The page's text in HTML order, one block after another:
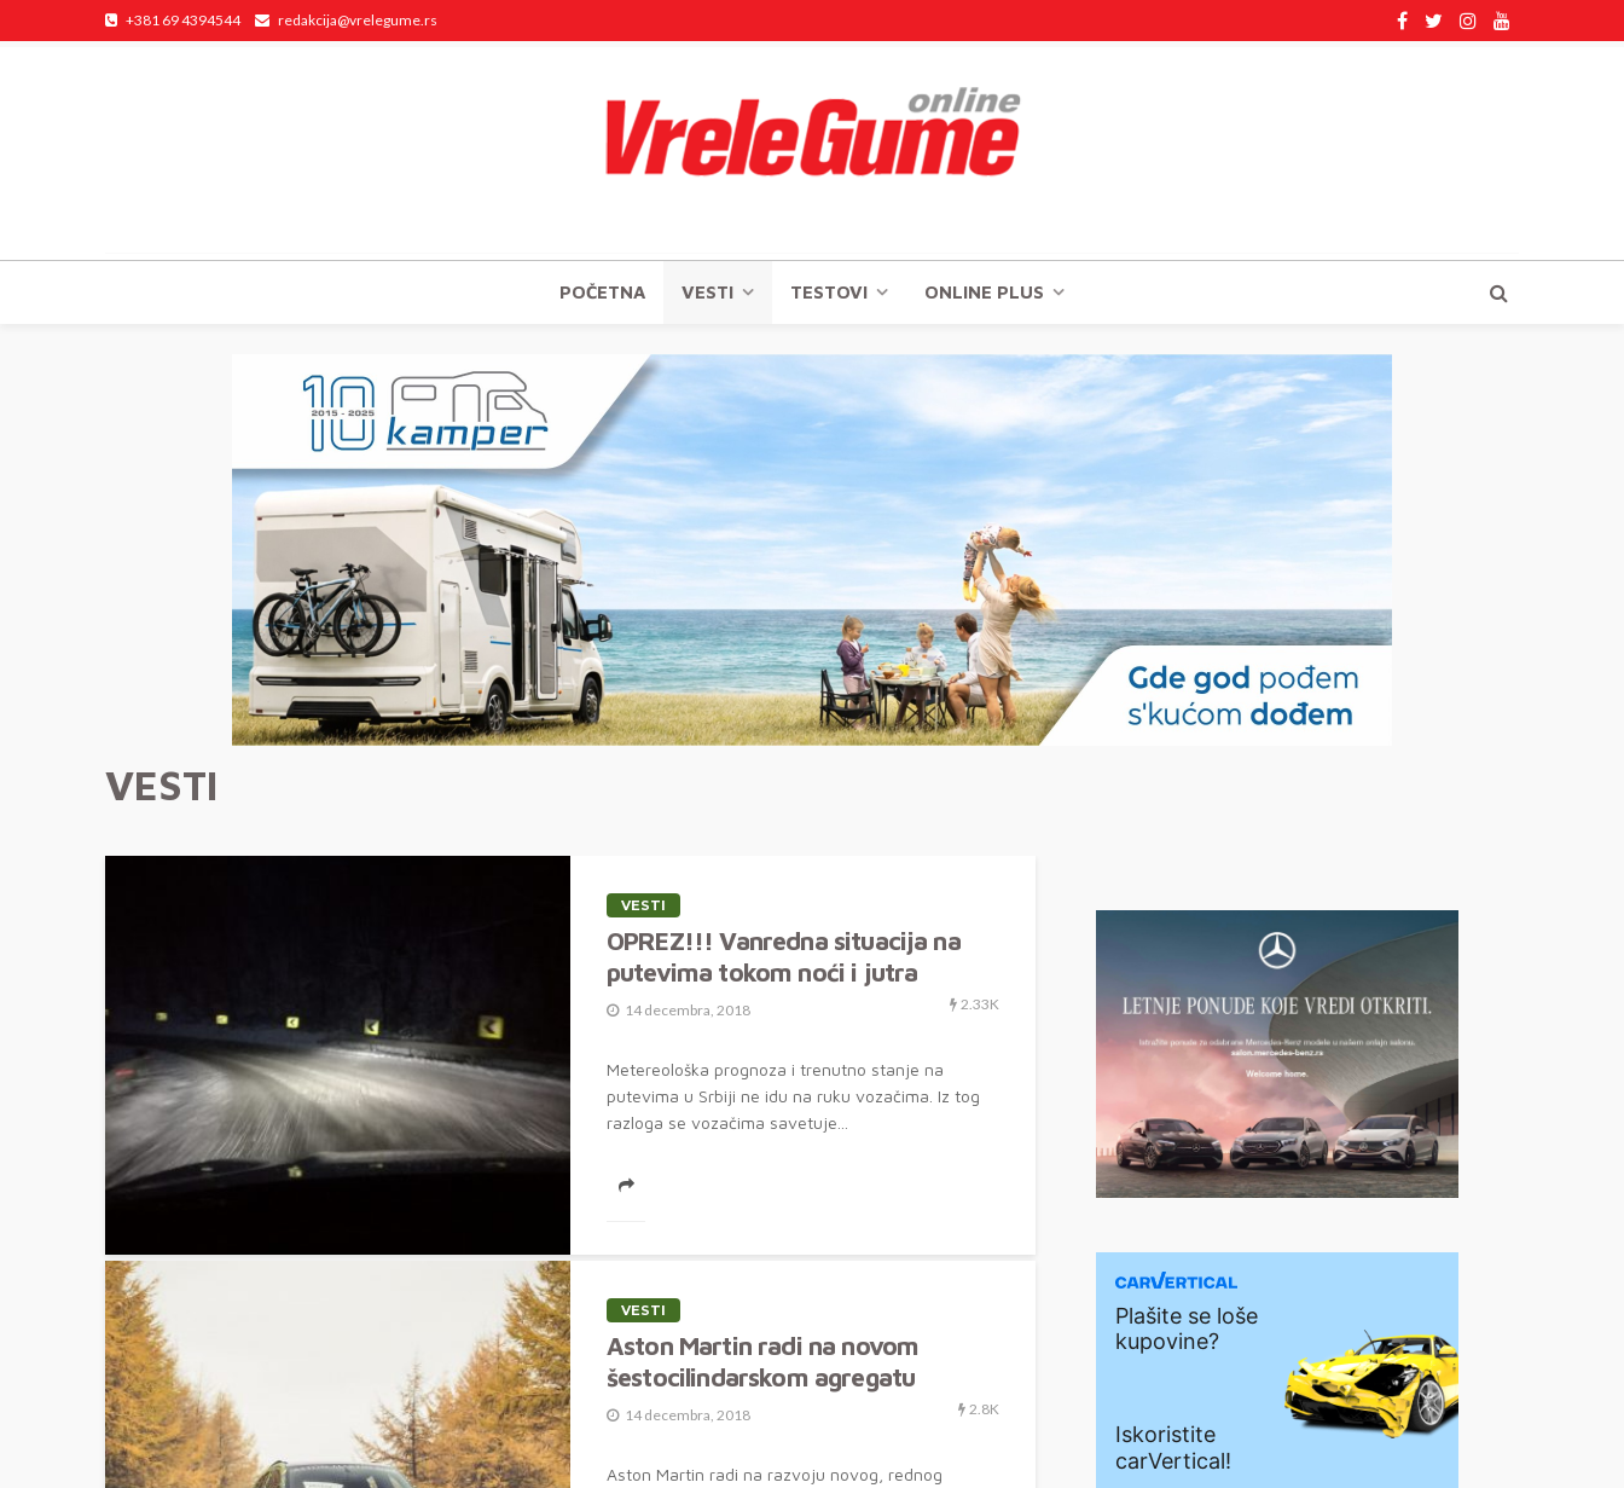
+381 69 4394544 redakcija@vrelegume.rs
POČETNA VESTI TESTOVI ONLINE PLUS
VESTI
VESTI
OPREZ!!! Vanredna situacija na
putevima tokom noći i jutra
14 decembra, 2018 2.33K
Metereološka prognoza i trenutno stanje na
putevima u Srbiji ne idu na ruku vozačima. Iz tog
razloga se vozačima savetuje...
VESTI
Aston Martin radi na novom
šestocilindarskom agregatu
14 decembra, 2018 2.8K
Aston Martin radi na razvoju novog, rednog